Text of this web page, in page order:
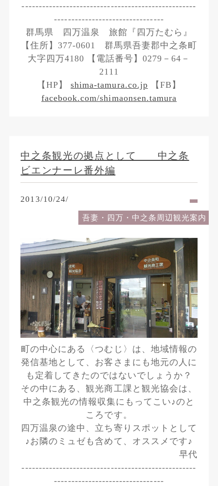
---------------------------------------------------
--------------------------------
群馬県 四万温泉 旅館『四万たむら』
【住所】377-0601 群馬県吾妻郡中之条町
大字四万4180 【電話番号】0279－64－
2111
【HP】shima-tamura.co.jp 【FB】
facebook.com/shimaonsen.tamura
中之条観光の拠点として 中之条
ビエンナーレ番外編
2013/10/24/
吾妻・四万・中之条周辺観光案内
町の中心にある〈つむじ〉は、地域情報の
発信基地として、お客さまにも地元の人に
も定着してきたのではないでしょうか？
その中にある、観光商工課と観光協会は、
中之条観光の情報収集にもってこい♪のと
ころです。
四万温泉の途中、立ち寄りスポットとして
♪お隣のミュゼも含めて、オススメです♪
早代
---------------------------------------------------
--------------------------------